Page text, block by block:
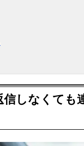
しなくても